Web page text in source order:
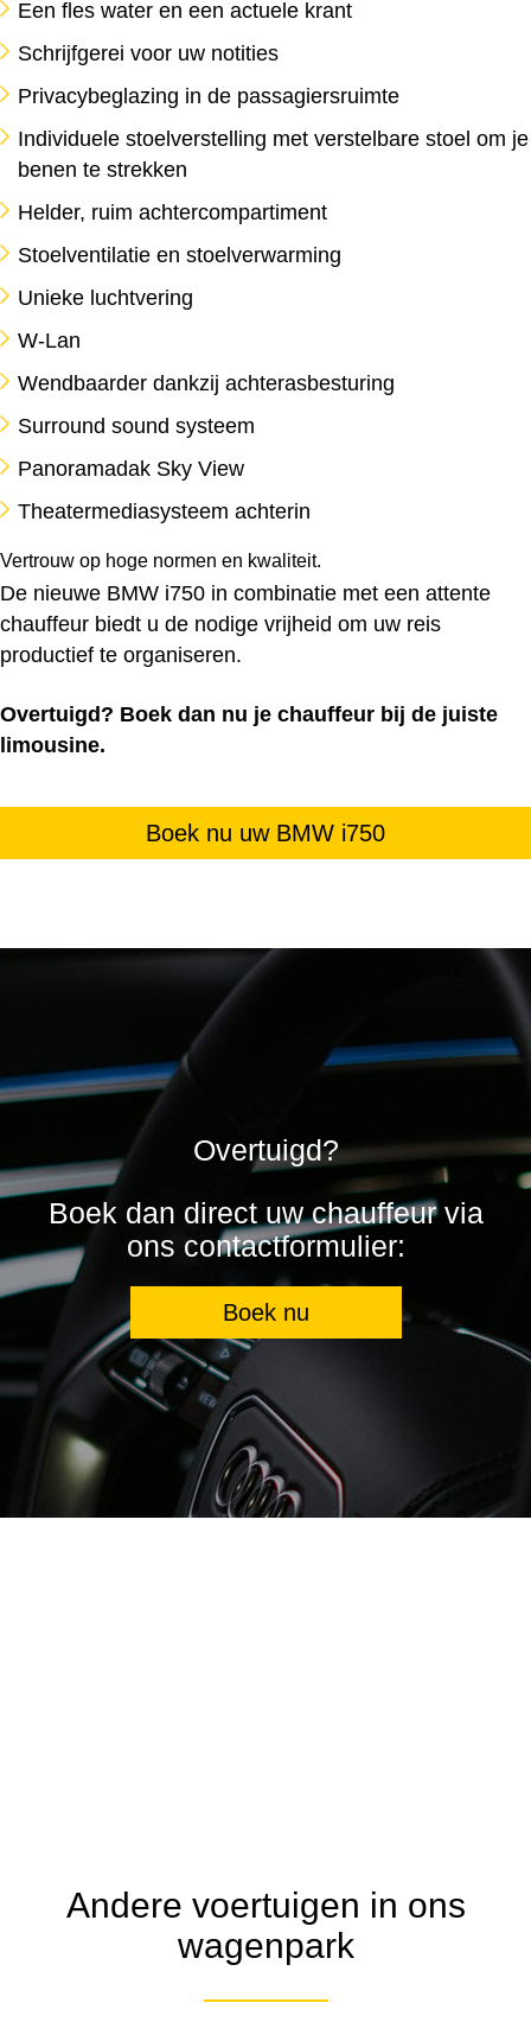
Een fles water en een actuele krant
Schrijfgerei voor uw notities
Privacybeglazing in de passagiersruimte
Individuele stoelverstelling met verstelbare stoel om je
benen te strekken
Helder, ruim achtercompartiment
Stoelventilatie en stoelverwarming
Unieke luchtvering
W-Lan
Wendbaarder dankzij achterasbesturing
Surround sound systeem
Panoramadak Sky View
Theatermediasysteem achterin
Vertrouw op hoge normen en kwaliteit.
De nieuwe BMW i750 in combinatie met een attente
chauffeur biedt u de nodige vrijheid om uw reis
productief te organiseren.
Overtuigd? Boek dan nu je chauffeur bij de juiste
limousine.
Boek nu uw BMW i750
Overtuigd?
Boek dan direct uw chauffeur via
ons contactformulier:
Boek nu
Andere voertuigen in ons
wagenpark